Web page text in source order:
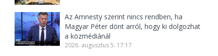
Az Amnesty szerint nincs rendben, ha
Magyar Péter dönt arról, hogy ki dolgozhat
a közmédiánál
2026. augusztus 5. 17:17